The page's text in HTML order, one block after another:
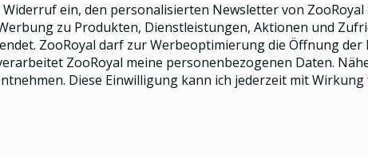
ein, den personalisierten Newslettervon
zu Produkten, Dienstleistungen, Aktionen und
ZooRoyal darf zur Werbeoptimierung die Öffnung
ZooRoyal meine personenbezogenen Daten.
Diese Einwilligung kann ich jederzeit mit